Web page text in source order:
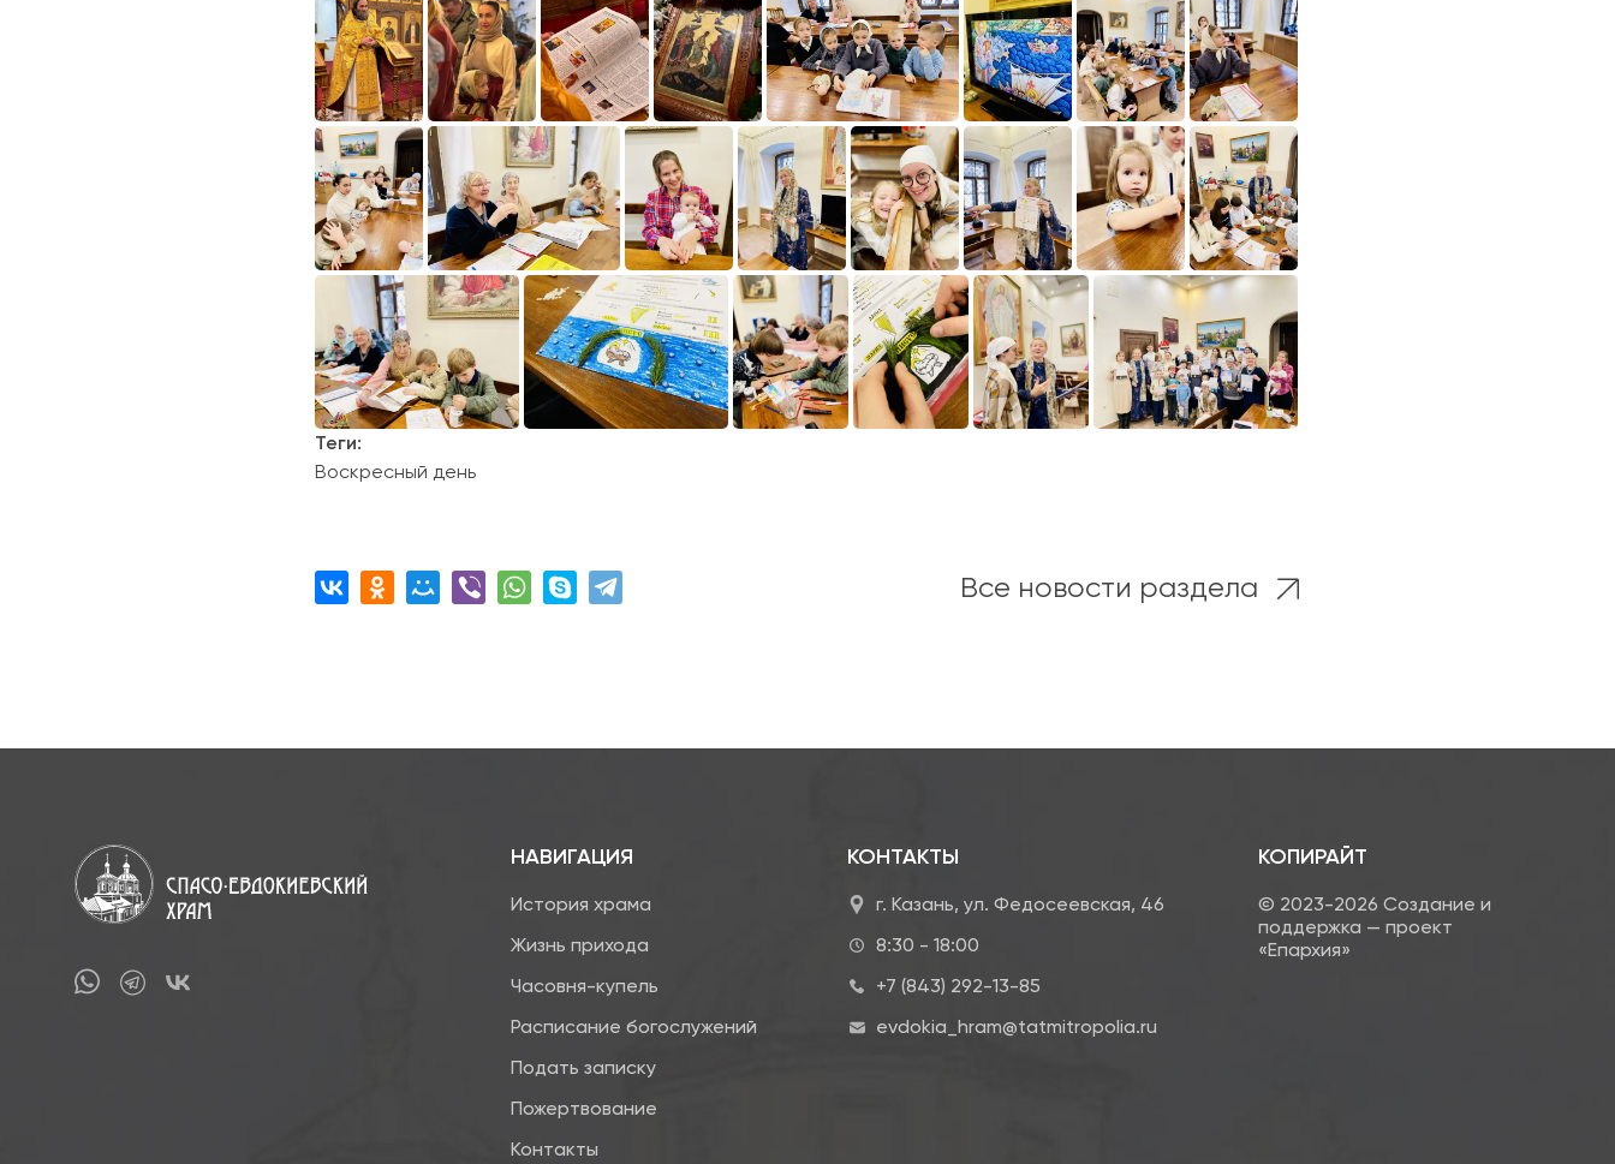
Теги:
Воскресный день
Все новости раздела
НАВИГАЦИЯ
История храма
Жизнь прихода
Часовня-купель
Расписание богослужений
Подать записку
Пожертвование
Контакты
КОНТАКТЫ
г. Казань, ул. Федосеевская, 46
8:30 - 18:00
+7 (843) 292-13-85
evdokia_hram@tatmitropolia.ru
КОПИРАЙТ
© 2023-2026 Создание и
поддержка — проект
«Епархия»